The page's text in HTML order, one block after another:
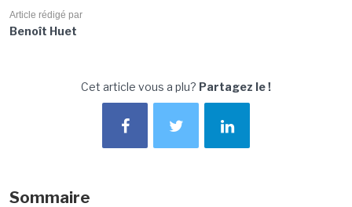
Article rédigé par
Benoît Huet
Cet article vous a plu? Partagez le !
Sommaire